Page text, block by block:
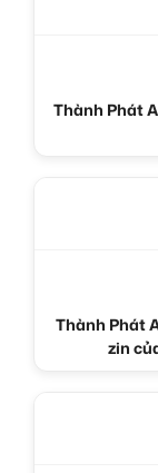
Thành Phát
Thành Phát
zin